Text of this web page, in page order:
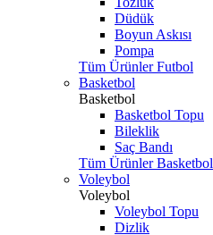
Düdük
Boyun Askısı
Pompa
Tüm Ürünler Futbol
Basketbol
Basketbol
Basketbol Topu
Bileklik
Saç Bandı
Tüm Ürünler Basketbol
Voleybol
Voleybol
Voleybol Topu
Dizlik